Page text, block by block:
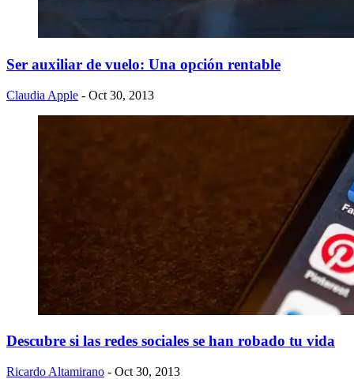
Ser auxiliar de vuelo: Una opción rentable
Claudia Apple - Oct 30, 2013
Descubre si las redes sociales se han robado tu vida
Ricardo Altamirano - Oct 30, 2013